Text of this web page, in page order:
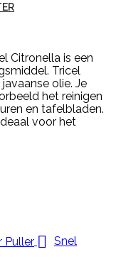
Citronella is een
Tricel
olie. Je
het reinigen
en tafelbladen.
voor het
 Snel